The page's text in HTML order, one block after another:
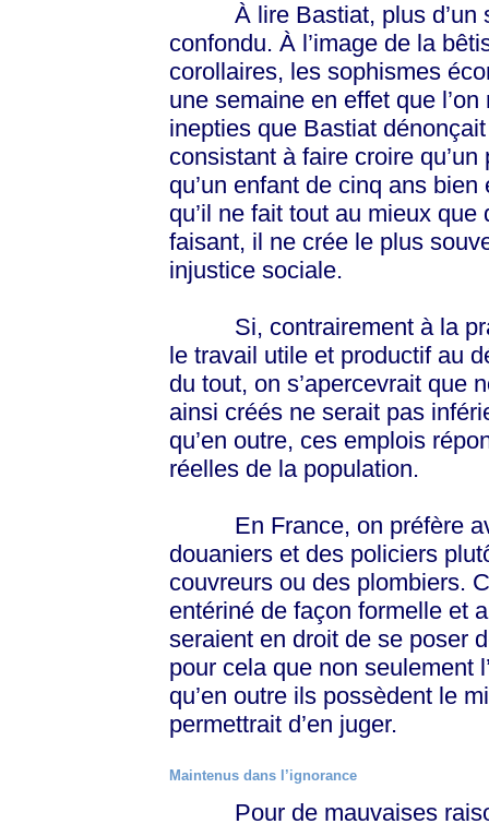
À lire Bastiat, plus d’un
confondu. À l’image de la
corollaires, les sophismes
une semaine en effet que
inepties que Bastiat
consistant à faire croire
qu’un enfant de cinq ans
qu’il ne fait tout au mieux
faisant, il ne crée le plus
injustice sociale.
Si, contrairement à la
le travail utile et productif au
du tout, on s’apercevrait que
ainsi créés ne serait pas
qu’en outre, ces emplois
réelles de la population.
En France, on préfère
douaniers et des policiers
couvreurs ou des plombiers.
entériné de façon formelle et
seraient en droit de se poser
pour cela que non seulement
qu’en outre ils possèdent le
permettrait d’en juger.
Maintenus dans l’ignorance
Pour de mauvaises